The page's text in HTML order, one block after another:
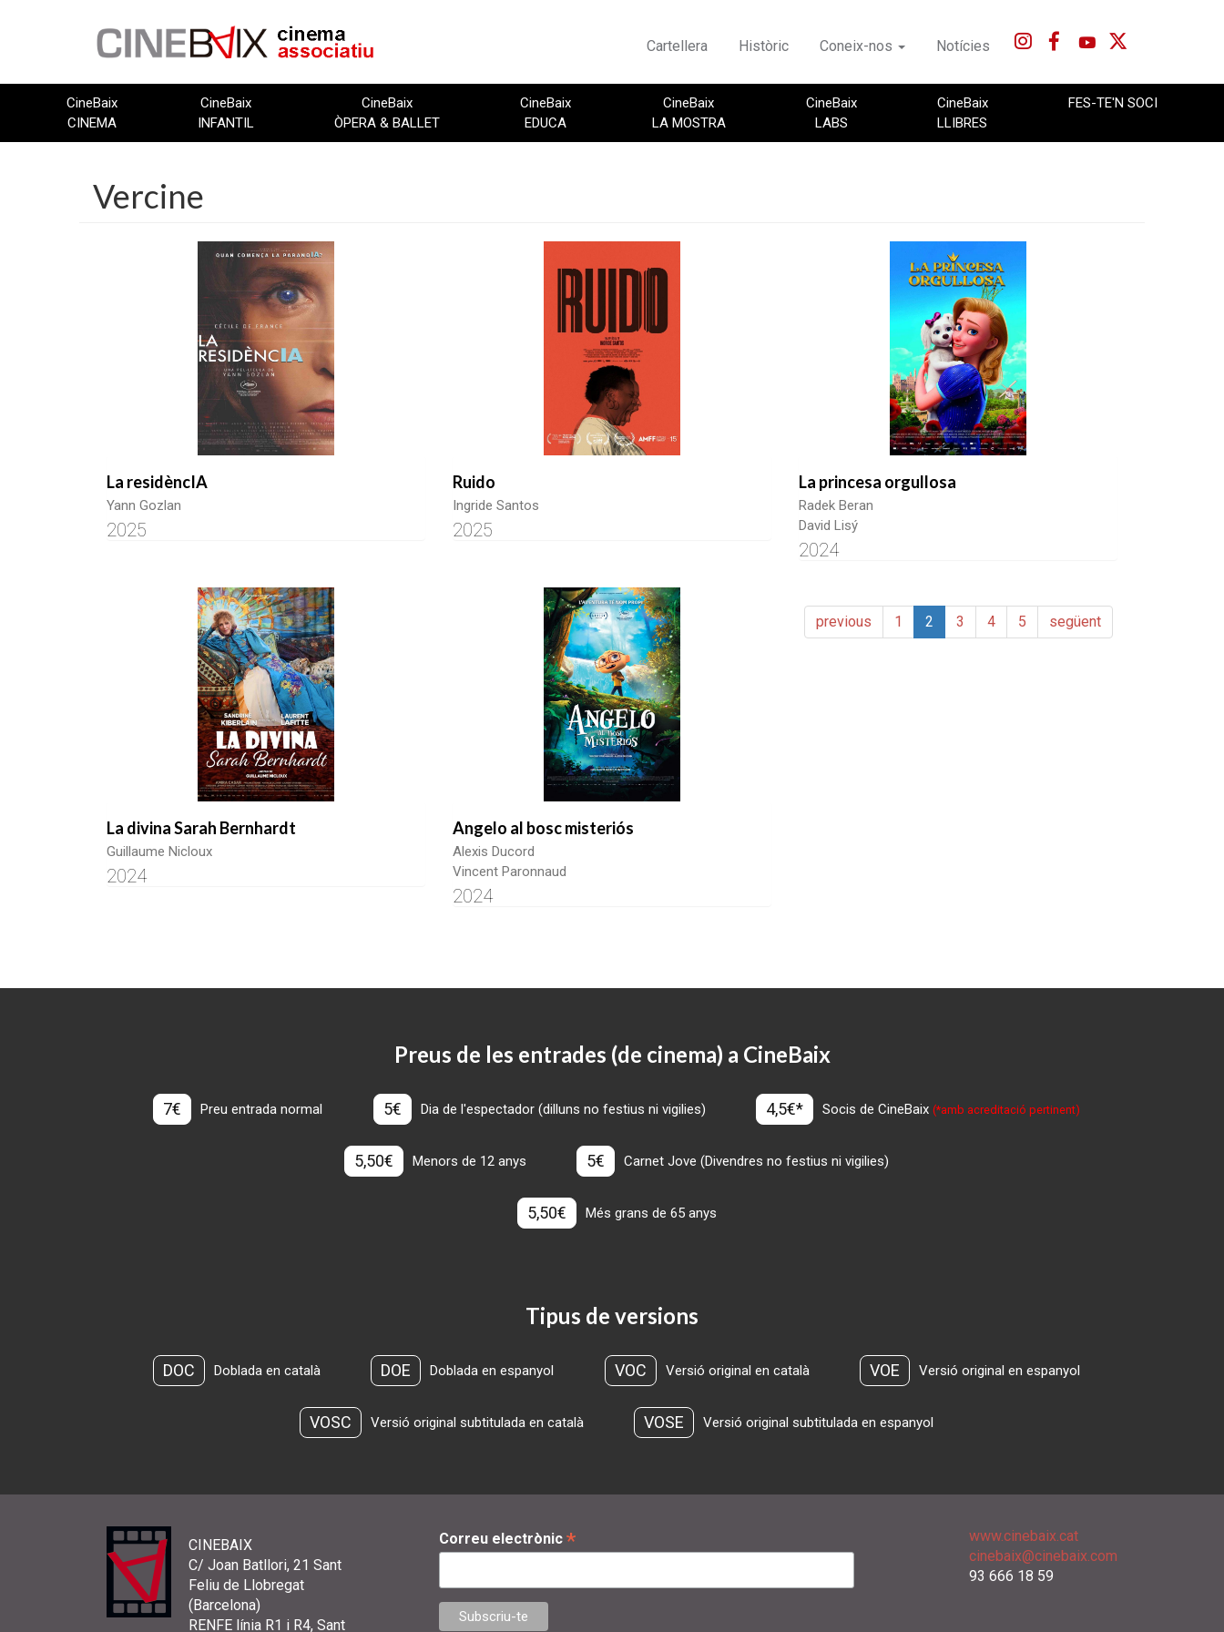
Cartellera Històric Coneix-nos Notícies
CineBaix
CINEMA
CineBaix
INFANTIL
CineBaix
ÒPERA & BALLET
CineBaix
EDUCA
CineBaix
LA MOSTRA
CineBaix
LABS
CineBaix
LLIBRES
FES-TE'N SOCI
Vercine
La residèncIA
Yann Gozlan
2025
Ruido
Ingride Santos
2025
La princesa orgullosa
Radek Beran
David Lisý
2024
La divina Sarah Bernhardt
Guillaume Nicloux
2024
Angelo al bosc misteriós
Alexis Ducord
Vincent Paronnaud
2024
previous 1 2 3 4 5 següent
Preus de les entrades (de cinema) a CineBaix
7€ Preu entrada normal 5€ Dia de l'espectador (dilluns no festius ni vigilies) 4,5€* Socis de CineBaix(*amb acreditació pertinent)
5,50€ Menors de 12 anys 5€ Carnet Jove (Divendres no festius ni vigilies)
5,50€ Més grans de 65 anys
Tipus de versions
DOC Doblada en català DOE Doblada en espanyol VOC Versió original en català VOE Versió original en espanyol
VOSC Versió original subtitulada en català VOSE Versió original subtitulada en espanyol
CINEBAIX
C/ Joan Batllori, 21 Sant
Feliu de Llobregat
(Barcelona)
RENFE línia R1 i R4, Sant
Correu electrònic *
www.cinebaix.cat
cinebaix@cinebaix.com
93 666 18 59